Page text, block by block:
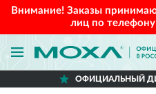
Внимание! Заказы
лиц по телефону
ОФИЦИАЛЬНЫЙ